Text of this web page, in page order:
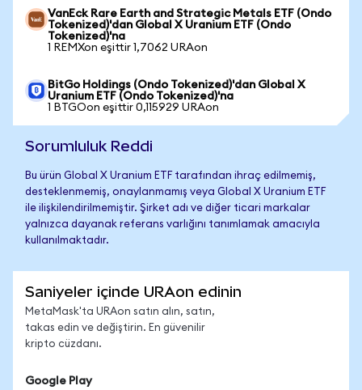
VanEck Rare Earth and Strategic Metals ETF (Ondo
Tokenized)'dan Global X Uranium ETF (Ondo
Tokenized)'na
1 REMXon eşittir 1,7062 URAon
BitGo Holdings (Ondo Tokenized)'dan Global X
Uranium ETF (Ondo Tokenized)'na
1 BTGOon eşittir 0,115929 URAon
Sorumluluk Reddi
Bu ürün Global X Uranium ETF tarafından ihraç edilmemiş,
desteklenmemiş, onaylanmamış veya Global X Uranium ETF
ile ilişkilendirilmemiştir. Şirket adı ve diğer ticari markalar
yalnızca dayanak referans varlığını tanımlamak amacıyla
kullanılmaktadır.
Saniyeler içinde URAon edinin
MetaMask'ta URAon satın alın, satın,
takas edin ve değiştirin. En güvenilir
kripto cüzdanı.
Google Play